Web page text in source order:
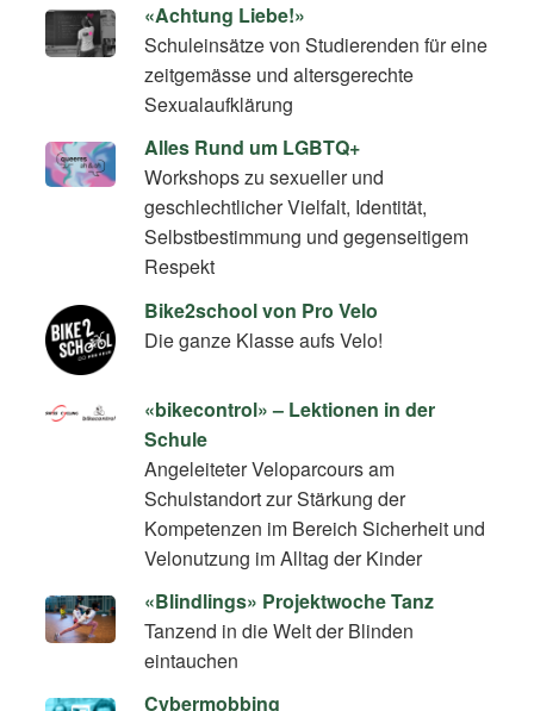
«Achtung Liebe!»
Schuleinsätze von Studierenden für eine
zeitgemässe und altersgerechte
Sexualaufklärung
Alles Rund um LGBTQ+
Workshops zu sexueller und
geschlechtlicher Vielfalt, Identität,
Selbstbestimmung und gegenseitigem
Respekt
Bike2school von Pro Velo
Die ganze Klasse aufs Velo!
«bikecontrol» – Lektionen in der
Schule
Angeleiteter Veloparcours am
Schulstandort zur Stärkung der
Kompetenzen im Bereich Sicherheit und
Velonutzung im Alltag der Kinder
«Blindlings» Projektwoche Tanz
Tanzend in die Welt der Blinden
eintauchen
Cybermobbing